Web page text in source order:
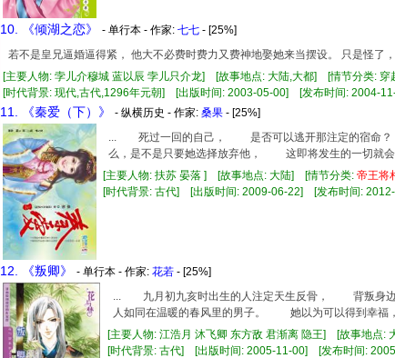
10. 《倾湖之恋》 - 单行本 - 作家: 七七 - [25%]
若不是皇兄逼婚逼得紧， 他大不必费时费力又费神地娶她来当摆设。 只是怪了
[主要人物: 孛儿介穆城 蓝以辰 孛儿只介龙] [故事地点: 大陆,大都] [情节分类: 穿
[时代背景: 现代,古代,1296年元朝] [出版时间: 2003-05-00] [发布时间: 2004-
11. 《秦爱（下）》 - 纵横历史 - 作家: 桑果 - [25%]
... 死过一回的自己， 是否可以逃开那注定的宿
么，是不是只要她选择放弃他， 这即将发生的一切就
[主要人物: 扶苏 晏落 ] [故事地点: 大陆] [情节分类: 帝王将
[时代背景: 古代] [出版时间: 2009-06-22] [发布时间:
12. 《叛卿》 - 单行本 - 作家: 花若 - [25%]
... 九月初九亥时出生的人注定天生反骨， 背叛身
人如同在温暖的春风里的男子。 她以为可以得到幸
[主要人物: 江浩月 沐飞卿 东方敌 君渐离 隐王] [故事地点:
[时代背景: 古代] [出版时间: 2005-11-00] [发布时间: